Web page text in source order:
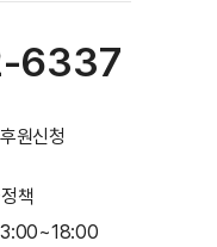
6337
원신청
책